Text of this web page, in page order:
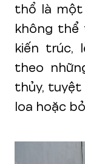
thổ là một
không thể
kiến trúc,
theo
thủy, tuyệt
loa hoặc